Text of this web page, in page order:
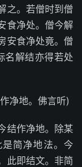
之。若僧时到僧
食净处。僧今解
安食净处竟。僧
名解结亦得若处
净地。佛言听)
结作净地。除某
简净地法。今
此即结文。非简